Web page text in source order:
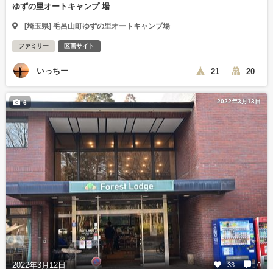
ゆずの里オートキャンプ 場
[埼玉県] 毛呂山町ゆずの里オートキャンプ場
ファミリー 区画サイト
いっちー 21 20
2022年3月13日
2022年3月12日 33 0
6